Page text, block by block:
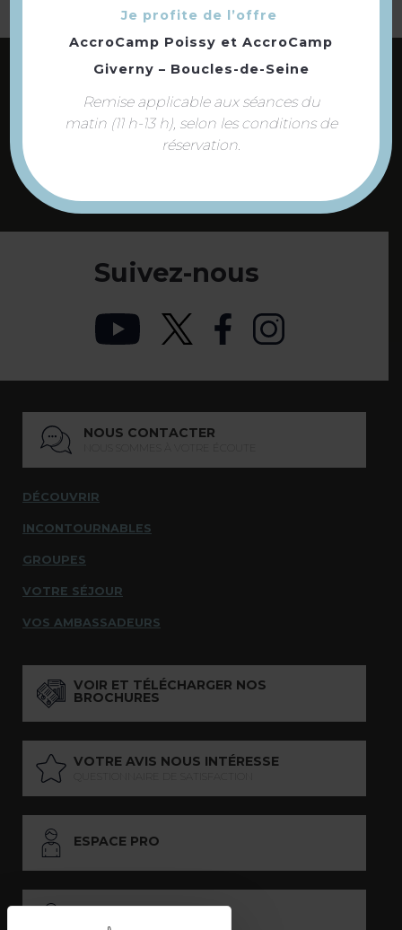
ABONNEZ-VOUS À NOTRE NEWSLETTER
DÉCOUVREZ LES
Suivez-nous
NOUS CONTACTER
DÉCOUVRIR
INCONTOURNABLES
GROUPES
VOTRE SÉJOUR
VOS AMBASSADEURS
VOIR ET TÉLÉCHARGER NOS
BROCHURES
VOTRE AVIS NOUS INTÉRESSE
ESPACE PRO
Je profite de l’offre
AccroCamp Poissy et AccroCamp
Giverny – Boucles-de-Seine
Remise applicable aux séances du
matin (11 h-13 h), selon les conditions de
réservation.